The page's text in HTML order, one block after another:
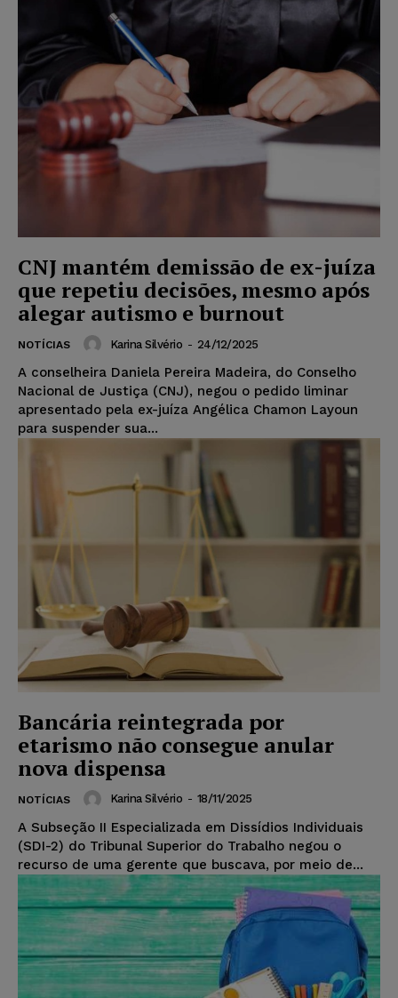
CNJ mantém demissão de ex-juíza
que repetiu decisões, mesmo após
alegar autismo e burnout
NOTÍCIAS Karina Silvério - 24/12/2025
A conselheira Daniela Pereira Madeira, do Conselho
Nacional de Justiça (CNJ), negou o pedido liminar
apresentado pela ex-juíza Angélica Chamon Layoun
para suspender sua...
Bancária reintegrada por
etarismo não consegue anular
nova dispensa
NOTÍCIAS Karina Silvério - 18/11/2025
A Subseção II Especializada em Dissídios Individuais
(SDI-2) do Tribunal Superior do Trabalho negou o
recurso de uma gerente que buscava, por meio de...